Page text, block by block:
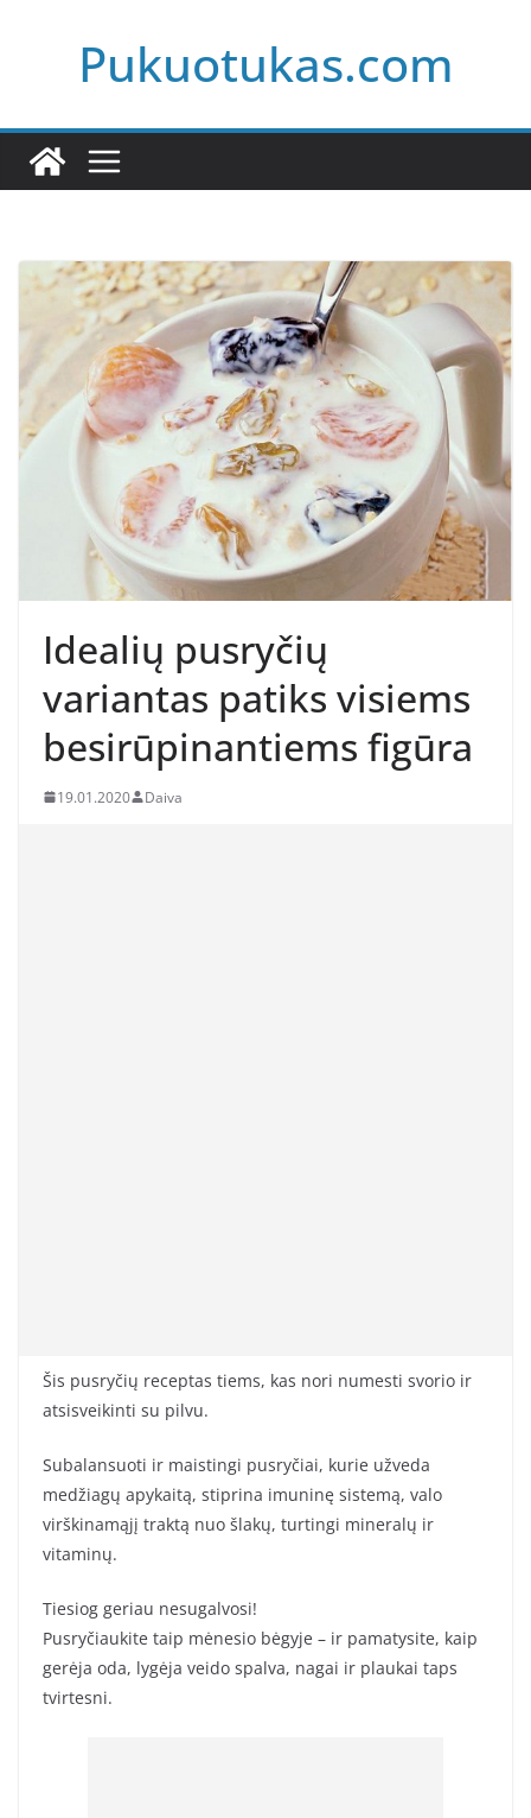
Pukuotukas.com
Idealių pusryčių
variantas patiks visiems
besirūpinantiems figūra
19.01.2020 Daiva
Šis pusryčių receptas tiems, kas nori numesti svorio ir
atsisveikinti su pilvu.
Subalansuoti ir maistingi pusryčiai, kurie užveda
medžiagų apykaitą, stiprina imuninę sistemą, valo
virškinamąjį traktą nuo šlakų, turtingi mineralų ir
vitaminų.
Tiesiog geriau nesugalvosi!
Pusryčiaukite taip mėnesio bėgyje – ir pamatysite, kaip
gerėja oda, lygėja veido spalva, nagai ir plaukai taps
tvirtesni.